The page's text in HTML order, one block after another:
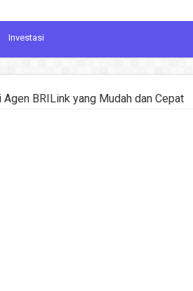
Investasi
BRILink yang Mudah dan Cepat